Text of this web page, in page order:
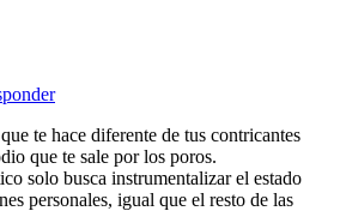
te hace diferente de tus contricantes
que te sale por los poros.
solo busca instrumentalizar el estado
personales, igual que el resto de las